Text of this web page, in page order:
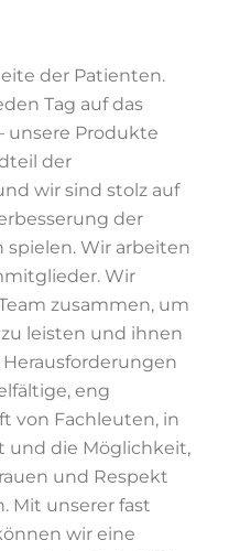
der Patienten.
Tag auf das
unsere Produkte
der
wir sind stolz auf
der
Wir arbeiten
Wir
zusammen, um
leisten und ihnen
eng
von Fachleuten, in
und die Möglichkeit,
und Respekt
Mit unserer fast
wir eine